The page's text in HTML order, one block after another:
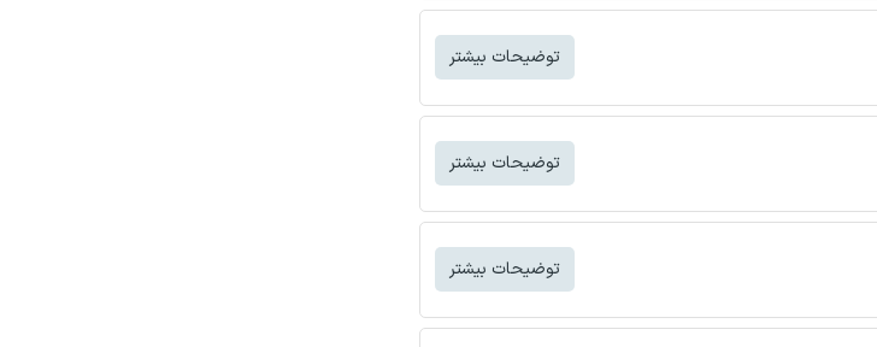
توضیحات بیشتر
توضیحات بیشتر
توضیحات بیشتر